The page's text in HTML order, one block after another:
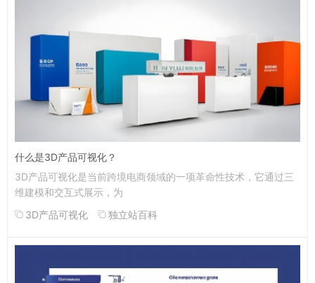
什么是3D产品可视化？
3D产品可视化是当前跨境电商领域的一项革命性技术，它通过三
维建模和交互式展示，为
3D产品可视化
独立站百科